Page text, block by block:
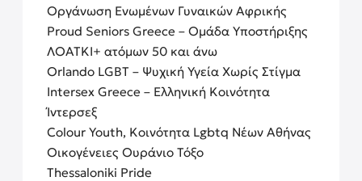
Οργάνωση Ενωμένων Γυναικών Αφρικής
Proud Seniors Greece – Ομάδα Υποστήριξης
ΛΟΑΤΚΙ+ ατόμων 50 και άνω
Orlando LGBT – Ψυχική Υγεία Χωρίς Στίγμα
Intersex Greece – Ελληνική Κοινότητα
Ίντερσεξ
Colour Youth, Κοινότητα Lgbtq Νέων Αθήνας
Οικογένειες Ουράνιο Τόξο
Thessaloniki Pride